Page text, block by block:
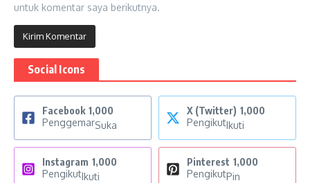
untuk komentar saya berikutnya.
Social Icons
Facebook 1,000
PenggemarSuka
X (Twitter) 1,000
PengikutIkuti
Instagram 1,000
PengikutIkuti
Pinterest 1,000
PengikutPin